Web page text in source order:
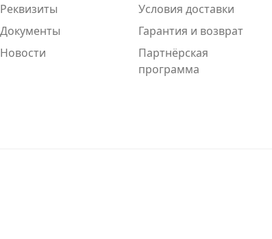
Реквизиты
Документы
Новости
Условия доставки
Гарантия и возврат
Партнёрская
программа